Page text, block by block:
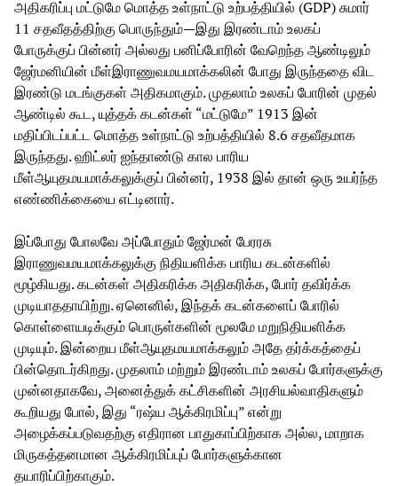
அதிகரிப்பு மட்டுமே மொத்த உள்நாட்டு உற்பத்தியில் (GDP) சுமார்
11 சதவீதத்திற்கு பொருந்தும்—இது இரண்டாம் உலகப்
போருக்குப் பின்னர் அல்லது பனிப்போரின் வேறெந்த ஆண்டிலும்
ஜேர்மனியின் மீள்இராணுவமயமாக்கலின் போது இருந்ததை விட
இரண்டு மடங்குகள் அதிகமாகும். முதலாம் உலகப் போரின் முதல்
ஆண்டில் கூட, யுத்தக் கடன்கள் “மட்டுமே” 1913 இன்
மதிப்பிடப்பட்ட மொத்த உள்நாட்டு உற்பத்தியில் 8.6 சதவீதமாக
இருந்தது. ஹிட்லர் ஐந்தாண்டு கால பாரிய
மீள்ஆயுதமயமாக்கலுக்குப் பின்னர், 1938 இல் தான் ஒரு உயர்ந்த
எண்ணிக்கையை எட்டினார்.
இப்போது போலவே அப்போதும் ஜேர்மன் பேரரசு
இராணுவமயமாக்கலுக்கு நிதியளிக்க பாரிய கடன்களில்
மூழ்கியது. கடன்கள் அதிகரிக்க அதிகரிக்க, போர் தவிர்க்க
முடியாததாயிற்று. ஏனெனில், இந்தக் கடன்களைப் போரில்
கொள்ளையடிக்கும் பொருள்களின் மூலமே மறுநிதியளிக்க
முடியும். இன்றைய மீள்ஆயுதமயமாக்கலும் அதே தர்க்கத்தைப்
பின்தொடர்கிறது. முதலாம் மற்றும் இரண்டாம் உலகப் போர்களுக்கு
முன்னதாகவே, அனைத்துக் கட்சிகளின் அரசியல்வாதிகளும்
கூறியது போல், இது “ரஷ்ய ஆக்கிரமிப்பு” என்று
அழைக்கப்படுவதற்கு எதிரான பாதுகாப்பிற்காக அல்ல, மாறாக
மிருகத்தனமான ஆக்கிரமிப்புப் போர்களுக்கான
தயாரிப்பிற்காகும்.